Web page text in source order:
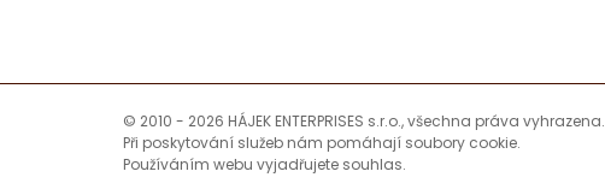
© 2010 - 2026 HÁJEK ENTERPRISES s.r.o., všechna práva vyhrazena.
Při poskytování služeb nám pomáhají soubory cookie.
Používáním webu vyjadřujete souhlas.